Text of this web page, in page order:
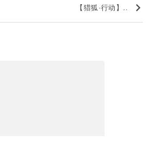
【猎狐·行动】.. keyboard_arrow_right